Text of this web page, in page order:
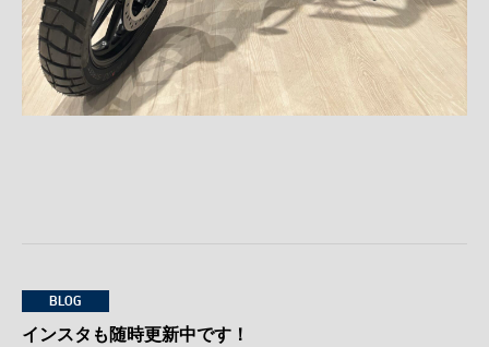
BLOG
インスタも随時更新中です！